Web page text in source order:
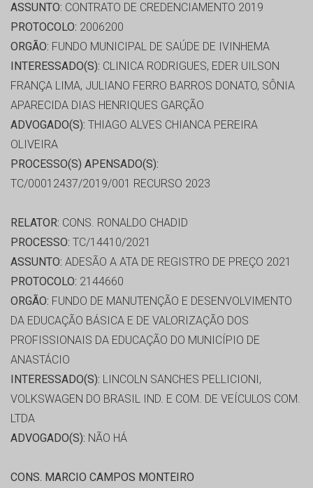
ASSUNTO: CONTRATO DE CREDENCIAMENTO 2019
PROTOCOLO: 2006200
ORGÃO: FUNDO MUNICIPAL DE SAÚDE DE IVINHEMA
INTERESSADO(S): CLINICA RODRIGUES, EDER UILSON
FRANÇA LIMA, JULIANO FERRO BARROS DONATO, SÔNIA
APARECIDA DIAS HENRIQUES GARÇÃO
ADVOGADO(S): THIAGO ALVES CHIANCA PEREIRA
OLIVEIRA
PROCESSO(S) APENSADO(S):
TC/00012437/2019/001 RECURSO 2023
RELATOR: CONS. RONALDO CHADID
PROCESSO: TC/14410/2021
ASSUNTO: ADESÃO A ATA DE REGISTRO DE PREÇO 2021
PROTOCOLO: 2144660
ORGÃO: FUNDO DE MANUTENÇÃO E DESENVOLVIMENTO
DA EDUCAÇÃO BÁSICA E DE VALORIZAÇÃO DOS
PROFISSIONAIS DA EDUCAÇÃO DO MUNICÍPIO DE
ANASTÁCIO
INTERESSADO(S): LINCOLN SANCHES PELLICIONI,
VOLKSWAGEN DO BRASIL IND. E COM. DE VEÍCULOS COM.
LTDA
ADVOGADO(S): NÃO HÁ
CONS. MARCIO CAMPOS MONTEIRO